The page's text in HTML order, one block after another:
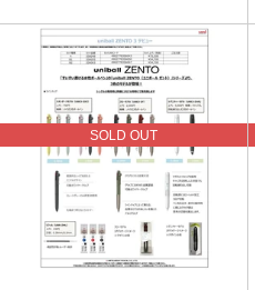
SOLD OUT